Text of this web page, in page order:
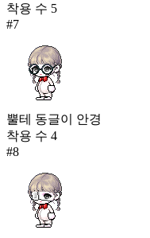
착용 수 5
#7
뿔테 동글이 안경
착용 수 4
#8